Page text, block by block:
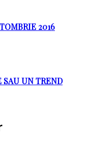
2016
SAU UN TREND